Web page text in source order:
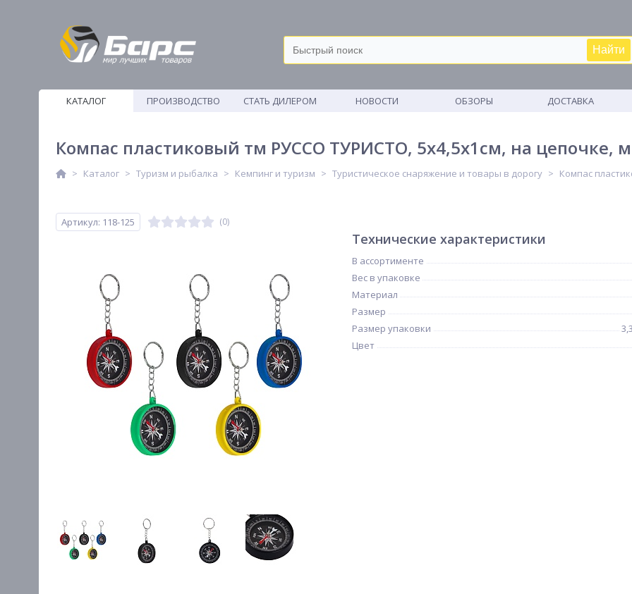
Найти
КАТАЛОГ
ПРОИЗВОДСТВО
СТАТЬ ДИЛЕРОМ НОВОСТИ ОБЗОРЫ ДОСТАВКА
Компас пластиковый тм РУССО ТУРИСТО, 5х4,5х1см, на цепочке,
Каталог Туризм и рыбалка Кемпинг и туризм Туристическое снаряжение и товары в дорогу Компас
Артикул: 118-125 (0)
Технические характеристики
В ассортименте
Вес в упаковке
Материал
Размер
Размер упаковки
Цвет